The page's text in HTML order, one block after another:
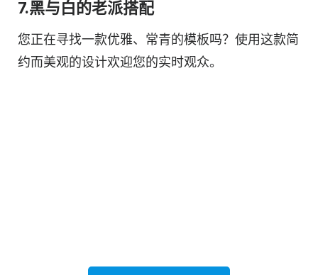
7.黑与白的老派搭配
您正在寻找一款优雅、常青的模板吗？使用这款简
约而美观的设计欢迎您的实时观众。